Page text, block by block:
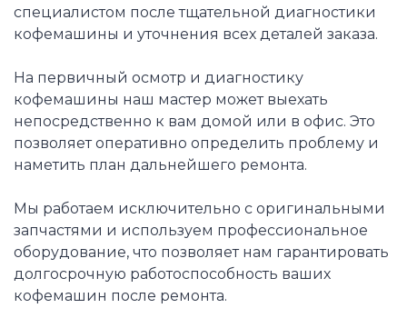
специалистом после тщательной диагностики
кофемашины и уточнения всех деталей заказа.
На первичный осмотр и диагностику
кофемашины наш мастер может выехать
непосредственно к вам домой или в офис. Это
позволяет оперативно определить проблему и
наметить план дальнейшего ремонта.
Мы работаем исключительно с оригинальными
запчастями и используем профессиональное
оборудование, что позволяет нам гарантировать
долгосрочную работоспособность ваших
кофемашин после ремонта.